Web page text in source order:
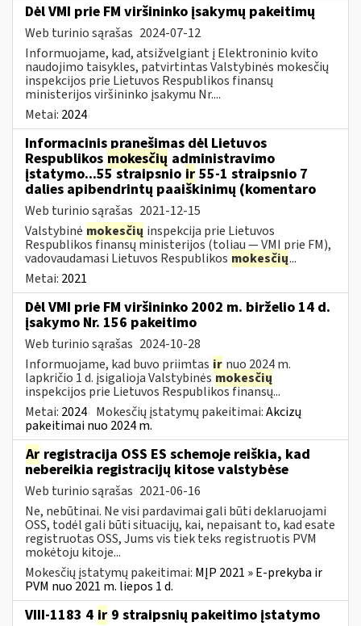
Dėl VMI prie FM viršininko įsakymų pakeitimų
Web turinio sąrašas 2024-07-12
Informuojame, kad, atsižvelgiant į Elektroninio kvito
naudojimo taisykles, patvirtintas Valstybinės mokesčių
inspekcijos prie Lietuvos Respublikos finansų
ministerijos viršininko įsakymu Nr....
Metai: 2024
Informacinis pranešimas dėl Lietuvos
Respublikos mokesčių administravimo
įstatymo...55 straipsnio ir 55-1 straipsnio 7
dalies apibendrintų paaiškinimų (komentaro
Web turinio sąrašas 2021-12-15
Valstybinė mokesčių inspekcija prie Lietuvos
Respublikos finansų ministerijos (toliau — VMI prie FM),
vadovaudamasi Lietuvos Respublikos mokesčių...
Metai: 2021
Dėl VMI prie FM viršininko 2002 m. birželio 14 d.
įsakymo Nr. 156 pakeitimo
Web turinio sąrašas 2024-10-28
Informuojame, kad buvo priimtas ir nuo 2024 m.
lapkričio 1 d. įsigalioja Valstybinėsmokesčių
inspekcijos prie Lietuvos Respublikos finansų...
Metai: 2024 Mokesčių įstatymų pakeitimai:Akcizų
pakeitimai nuo 2024 m.
Ar registracija OSS ES schemoje reiškia, kad
nebereikia registracijų kitose valstybėse
Web turinio sąrašas 2021-06-16
Ne, nebūtinai. Ne visi pardavimai gali būti deklaruojami
OSS, todėl gali būti situacijų, kai, nepaisant to, kad esate
registruotas OSS, Jums vis tiek teks registruotis PVM
mokėtoju kitoje...
Mokesčių įstatymų pakeitimai: MĮP 2021 » E-prekyba ir
PVM nuo 2021 m. liepos 1 d.
VIII-1183 4 ir 9 straipsnių pakeitimo įstatymo